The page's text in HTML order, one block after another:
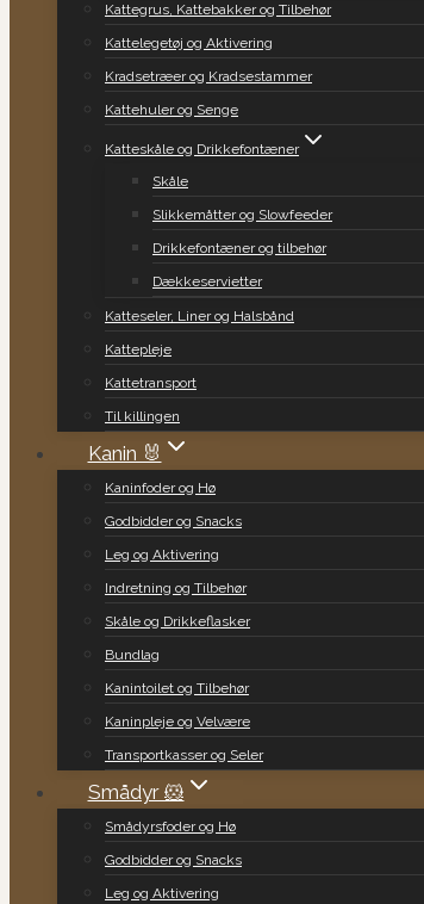
Kattegrus, Kattebakker og Tilbehør
Kattelegetøj og Aktivering
Kradsetræer og Kradsestammer
Kattehuler og Senge
Katteskåle og Drikkefontæner
Skåle
Slikkemåtter og Slowfeeder
Drikkefontæner og tilbehør
Dækkeservietter
Katteseler, Liner og Halsbånd
Kattepleje
Kattetransport
Til killingen
Kanin 🐰
Kaninfoder og Hø
Godbidder og Snacks
Leg og Aktivering
Indretning og Tilbehør
Skåle og Drikkeflasker
Bundlag
Kanintoilet og Tilbehør
Kaninpleje og Velvære
Transportkasser og Seler
Smådyr 🐹
Smådyrsfoder og Hø
Godbidder og Snacks
Leg og Aktivering